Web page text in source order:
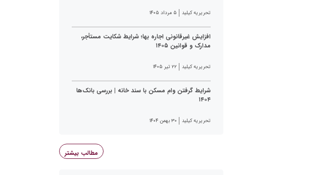
تحریریه کیلید ۵ مرداد ۱۴۰۵
افزایش غیرقانونی اجاره بها؛ شرایط شکایت مستأجر،
مدارک و قوانین ۱۴۰۵
تحریریه کیلید ۲۲ تیر ۱۴۰۵
شرایط گرفتن وام مسکن با سند خانه | بررسی بانک‌ها
۱۴۰۴
تحریریه کیلید ۳۰ بهمن ۱۴۰۴
مطالب بیشتر